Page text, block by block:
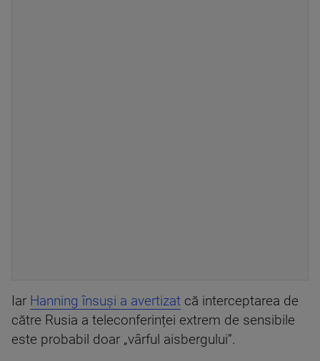
Iar Hanning însuși a avertizat că interceptarea de
către Rusia a teleconferinței extrem de sensibile
este probabil doar „vârful aisbergului”.